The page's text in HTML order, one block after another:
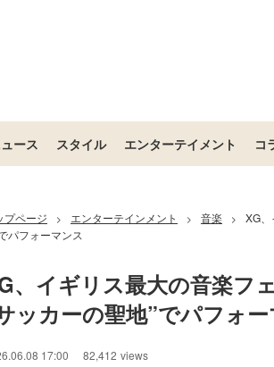
ース スタイル エンターテイメント コ
プページ > エンターテインメント > 音楽 >
XG
パフォーマンス
、イギリス最大の音楽フ
ッカーの聖地”でパフォ
17:00 82,412 views